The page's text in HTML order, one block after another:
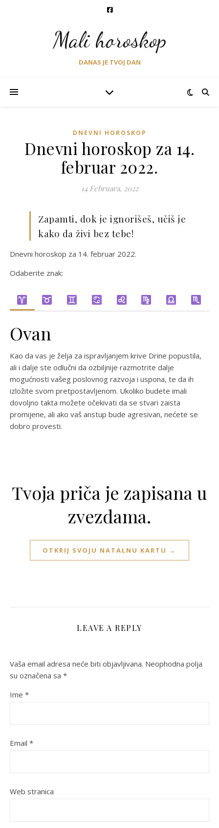
Mali horoskop
DANAS JE TVOJ DAN
DNEVNI HOROSKOP
Dnevni horoskop za 14.
februar 2022.
14 Februara, 2022
Zapamti, dok je ignorišeš, učiš je
kako da živi bez tebe!
Dnevni horoskop za 14. februar 2022.
Odaberite znak:
Ovan
Kao da vas je želja za ispravljanjem krive Drine popustila,
ali i dalje ste odlučni da ozbiljnije razmotrite dalje
mogućnosti vašeg poslovnog razvoja i uspona, te da ih
izložite svom pretpostavljenom. Ukoliko budete imali
dovoljno takta možete očekivati da se stvari zaista
promijene, ali ako vaš anstup bude agresivan, nećete se
dobro provesti.
Tvoja priča je zapisana u
zvezdama.
OTKRIJ SVOJU NATALNU KARTU →
LEAVE A REPLY
Vaša email adresa neće biti objavljivana. Neophodna polja
su označena sa *
Ime *
Email *
Web stranica